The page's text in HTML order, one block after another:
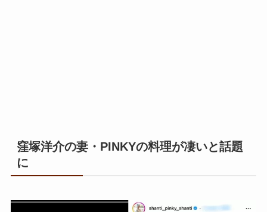
窪塚洋介の妻・PINKYの料理が凄いと話題
に